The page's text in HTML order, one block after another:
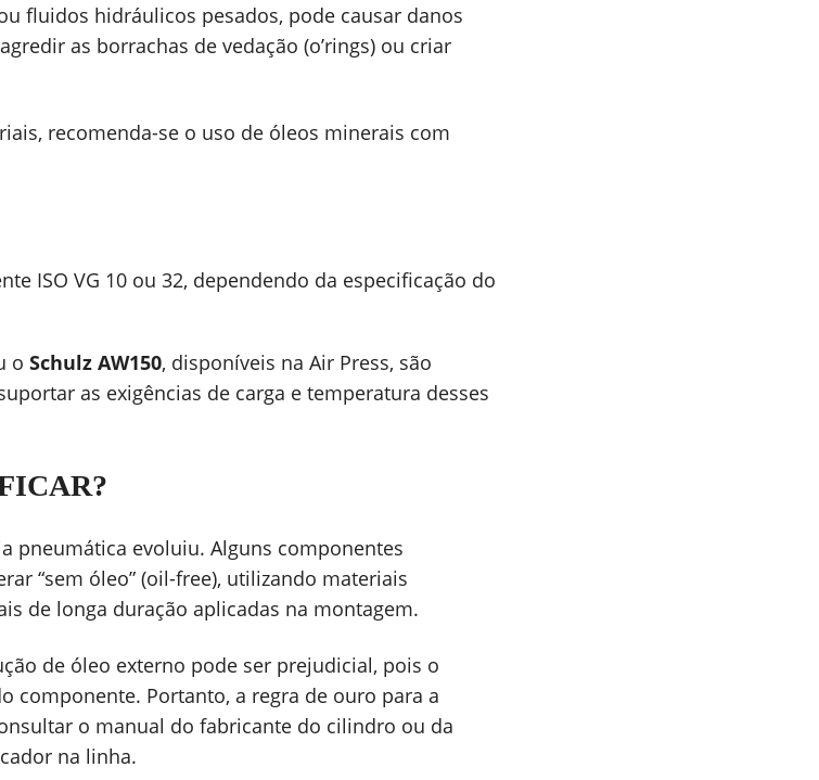
fluidos hidráulicos pesados, pode causar danos
as borrachas de vedação (o’rings) ou criar
recomenda-se o uso de óleos minerais com
ISO VG 10 ou 32, dependendo da especificação do
o Schulz AW150, disponíveis na Air Press, são
as exigências de carga e temperatura desses
pneumática evoluiu. Alguns componentes
“sem óleo” (oil-free), utilizando materiais
de longa duração aplicadas na montagem.
de óleo externo pode ser prejudicial, pois o
componente. Portanto, a regra de ouro para a
o manual do fabricante do cilindro ou da
na linha.